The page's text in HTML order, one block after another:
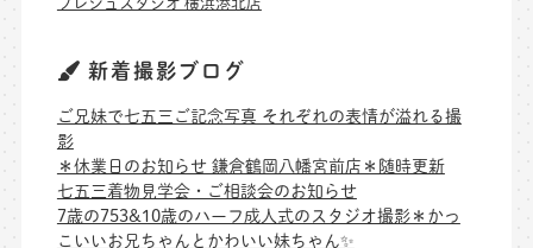
新着撮影ブログ
ご兄妹で七五三ご記念写真 それぞれの表情が溢れる撮
影
＊休業日のお知らせ 鎌倉鶴岡八幡宮前店＊随時更新
七五三着物見学会・ご相談会のお知らせ
7歳の753&10歳のハーフ成人式のスタジオ撮影＊かっ
こいいお兄ちゃんとかわいい妹ちゃん✨